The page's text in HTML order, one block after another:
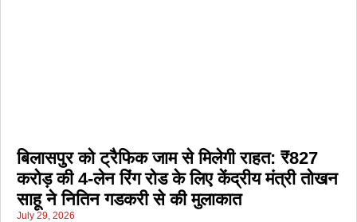
बिलासपुर को ट्रैफिक जाम से मिलेगी राहत: ₹827
करोड़ की 4-लेन रिंग रोड के लिए केंद्रीय मंत्री तोखन
साहू ने नितिन गडकरी से की मुलाकात
July 29, 2026